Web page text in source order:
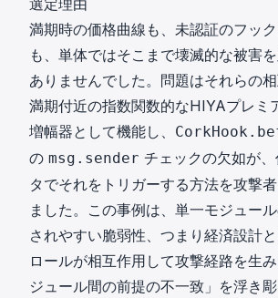
選定理由
満期時の価格曲線も、未認証のフッ
も、単体ではそこまで壊滅的な被害
ありませんでした。問題はそれらの相
満期付近の指数関数的なHIYAプレミ
増幅器として機能し、
の msg.sender チェックの欠如が
タでそれをトリガーする方法を攻撃
ました。この事例は、単一モジュー
されやすい脆弱性、つまり経済設計
ロールが相互作用して攻撃経路を生
ジュール間の前提の不一致」を浮き